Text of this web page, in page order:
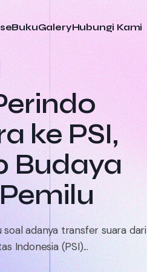
BukuGaleryHubungi Kami
ke PSI,
Budaya
adanya transfer suara dari
Indonesia (PSI)...